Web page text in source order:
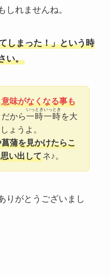
しれませんね。
しまった！」という時
い。
味がなくなる事も
から一時一時
いっときいっとき
を大
ょうよ。
蒲を見かけたらこ
い出してネ♪。
りがとうございまし